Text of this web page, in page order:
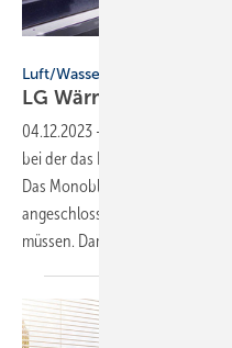
Luft/Wasser-Wärmepumpen /
LG Wärmepumpen
04.12.2023 -
bei der das Innen- und
Das Monobloc Außengerät ist
angeschlossen, weshalb keine
müssen. Damit lässt es sich